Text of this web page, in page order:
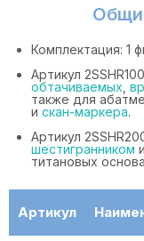
Комплектация: 1
Артикул
обтачиваемых
также для
и скан-маркера.
Артикул
шестигранником и
титановых
Артикул